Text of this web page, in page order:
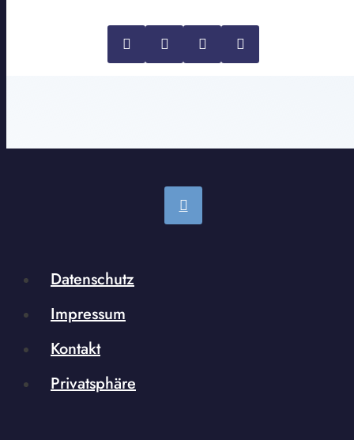
Datenschutz
Impressum
Kontakt
Privatsphäre